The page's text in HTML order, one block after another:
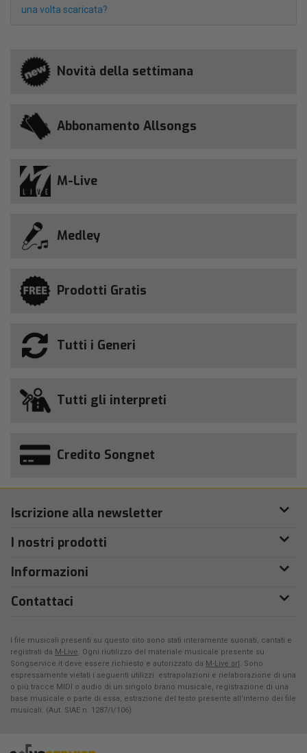
una volta scaricata?
Novità della settimana
Abbonamento Allsongs
M-Live
Medley
Prodotti Gratis
Tutti i Generi
Tutti gli interpreti
Credito Songnet
Iscrizione alla newsletter
I nostri prodotti
Informazioni
Contattaci
I file musicali presenti su questo sito sono stati interamente suonati, cantati e
registrati da M-Live. Ogni riutilizzo del materiale musicale presente su
Songservice.it deve essere richiesto e autorizzato da M-Live srl. Sono
espressamente vietati i seguenti utilizzi: estrapolazioni e rielaborazione di una
o più tracce MIDI o audio di un singolo brano musicale, registrazione di una
base musicale o parte di essa, estrazione del testo presente all'interno dei file
musicali. (Aut. SIAE n. 1287/I/106)